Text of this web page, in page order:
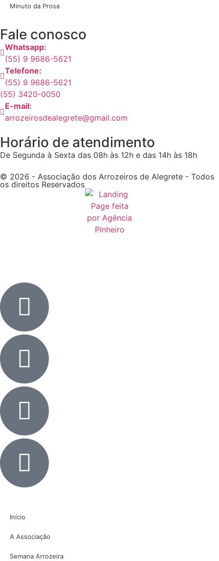
Minuto da Prosa
Fale conosco
Whatsapp:
(55) 9 9686-5621
Telefone:
(55) 9 9686-5621
(55) 3420-0050
E-mail:
arrozeirosdealegrete@gmail.com
Horário de atendimento
De Segunda à Sexta das 08h às 12h e das 14h às 18h
© 2026 - Associação dos Arrozeiros de Alegrete - Todos
os direitos Reservados
Início
A Associação
Semana Arrozeira